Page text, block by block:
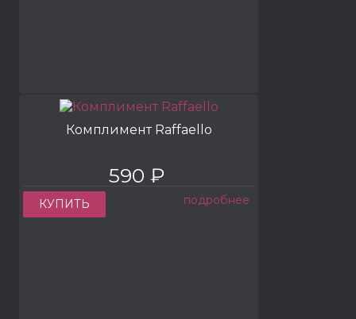
Комплимент Raffaello
590 ₽
КУПИТЬ подробнее